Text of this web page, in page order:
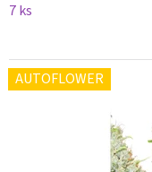
7 ks
AUTOFLOWER